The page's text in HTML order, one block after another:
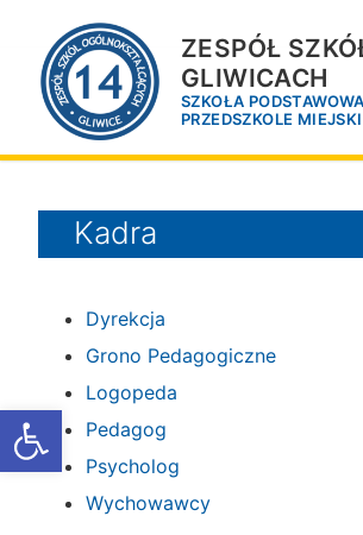
Otwórz pasek narzędzi
treści
ZESPÓŁ
GLIWICACH
SZKOŁA
PRZEDSZKOLE
Kadra
Dyrekcja
Grono Pedagogiczne
Logopeda
Pedagog
Psycholog
Wychowawcy